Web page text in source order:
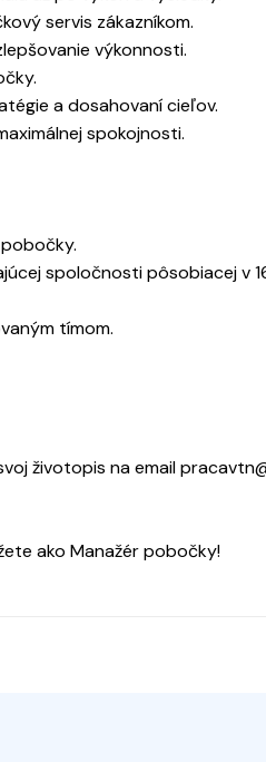
servis zákazníkom.
výkonnosti.
a dosahovaní cieľov.
spokojnosti.
spoločnosti pôsobiacej v
tímom.
životopis na email
ako Manažér pobočky!